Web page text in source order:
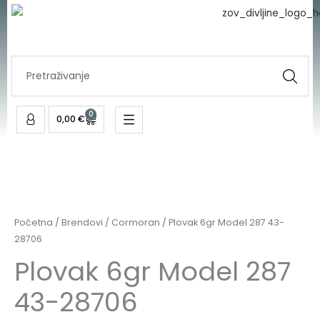
Skip
0,00 € 0
Cart
Početna / Brendovi / Cormoran / Plovak 6gr Model 287 43-
28706
Plovak 6gr Model 287
43-28706